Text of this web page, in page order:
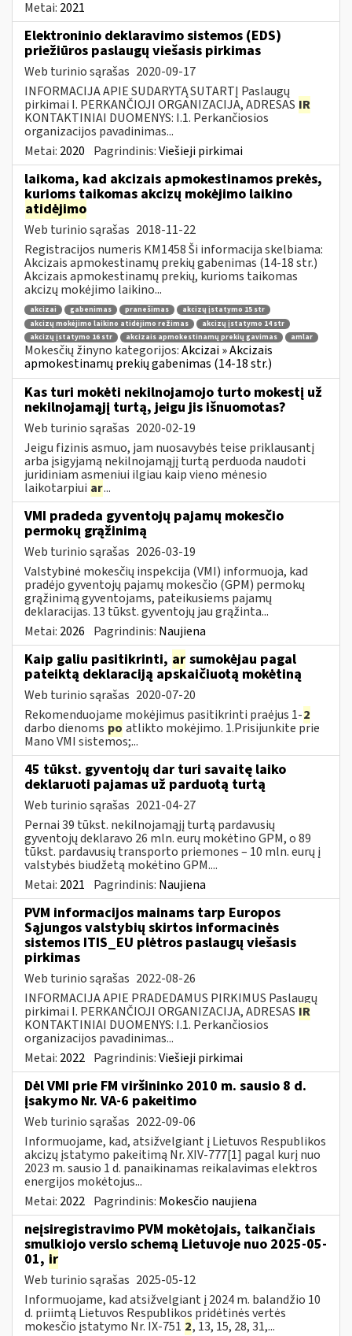
Metai: 2021
Elektroninio deklaravimo sistemos (EDS)
priežiūros paslaugų viešasis pirkimas
Web turinio sąrašas 2020-09-17
INFORMACIJA APIE SUDARYTĄ SUTARTĮ Paslaugų
pirkimai I. PERKANČIOJI ORGANIZACIJA, ADRESAS IR
KONTAKTINIAI DUOMENYS: I.1. Perkančiosios
organizacijos pavadinimas...
Metai: 2020 Pagrindinis:Viešieji pirkimai
laikoma, kad akcizais apmokestinamos prekės,
kurioms taikomas akcizų mokėjimo laikino
atidėjimo
Web turinio sąrašas 2018-11-22
Registracijos numeris KM1458 Ši informacija skelbiama:
Akcizais apmokestinamų prekių gabenimas (14-18 str.)
Akcizais apmokestinamų prekių, kurioms taikomas
akcizų mokėjimo laikino...
akcizai gabenimas pranešimas
akcizų įstatymo 15 str
akcizų mokėjimo laikino atidėjimo režimas
akcizų įstatymo 14 str
akcizų įstatymo 16 str
akcizais apmokestinamų prekių gavimas amlar
Mokesčių žinyno kategorijos:Akcizai » Akcizais
apmokestinamų prekių gabenimas (14-18 str.)
Kas turi mokėti nekilnojamojo turto mokestį už
nekilnojamąjį turtą, jeigu jis išnuomotas?
Web turinio sąrašas 2020-02-19
Jeigu fizinis asmuo, jam nuosavybės teise priklausantį
arba įsigyjamą nekilnojamąjį turtą perduoda naudoti
juridiniam asmeniui ilgiau kaip vieno mėnesio
laikotarpiui ar...
VMI pradeda gyventojų pajamų mokesčio
permokų grąžinimą
Web turinio sąrašas 2026-03-19
Valstybinė mokesčių inspekcija (VMI) informuoja, kad
pradėjo gyventojų pajamų mokesčio (GPM) permokų
grąžinimą gyventojams, pateikusiems pajamų
deklaracijas. 13 tūkst. gyventojų jau grąžinta...
Metai: 2026 Pagrindinis: Naujiena
Kaip galiu pasitikrinti, ar sumokėjau pagal
pateiktą deklaraciją apskaičiuotą mokėtiną
Web turinio sąrašas 2020-07-20
Rekomenduojame mokėjimus pasitikrinti praėjus 1-2
darbo dienoms po atlikto mokėjimo. 1.Prisijunkite prie
Mano VMI sistemos;...
45 tūkst. gyventojų dar turi savaitę laiko
deklaruoti pajamas už parduotą turtą
Web turinio sąrašas 2021-04-27
Pernai 39 tūkst. nekilnojamąjį turtą pardavusių
gyventojų deklaravo 26 mln. eurų mokėtino GPM, o 89
tūkst. pardavusių transporto priemones – 10 mln. eurų į
valstybės biudžetą mokėtino GPM....
Metai: 2021 Pagrindinis: Naujiena
PVM informacijos mainams tarp Europos
Sąjungos valstybių skirtos informacinės
sistemos ITIS_EU plėtros paslaugų viešasis
pirkimas
Web turinio sąrašas 2022-08-26
INFORMACIJA APIE PRADEDAMUS PIRKIMUS Paslaugų
pirkimai I. PERKANČIOJI ORGANIZACIJA, ADRESAS IR
KONTAKTINIAI DUOMENYS: I.1. Perkančiosios
organizacijos pavadinimas...
Metai: 2022 Pagrindinis:Viešieji pirkimai
Dėl VMI prie FM viršininko 2010 m. sausio 8 d.
įsakymo Nr. VA-6 pakeitimo
Web turinio sąrašas 2022-09-06
Informuojame, kad, atsižvelgiant į Lietuvos Respublikos
akcizų įstatymo pakeitimą Nr. XIV-777[1] pagal kurį nuo
2023 m. sausio 1 d. panaikinamas reikalavimas elektros
energijos mokėtojus...
Metai: 2022 Pagrindinis: Mokesčio naujiena
neįsiregistravimo PVM mokėtojais, taikančiais
smulkiojo verslo schemą Lietuvoje nuo 2025-05-
01, ir
Web turinio sąrašas 2025-05-12
Informuojame, kad atsižvelgiant į 2024 m. balandžio 10
d. priimtą Lietuvos Respublikos pridėtinės vertės
mokesčio įstatymo Nr. IX-751 2, 13, 15, 28, 31,...